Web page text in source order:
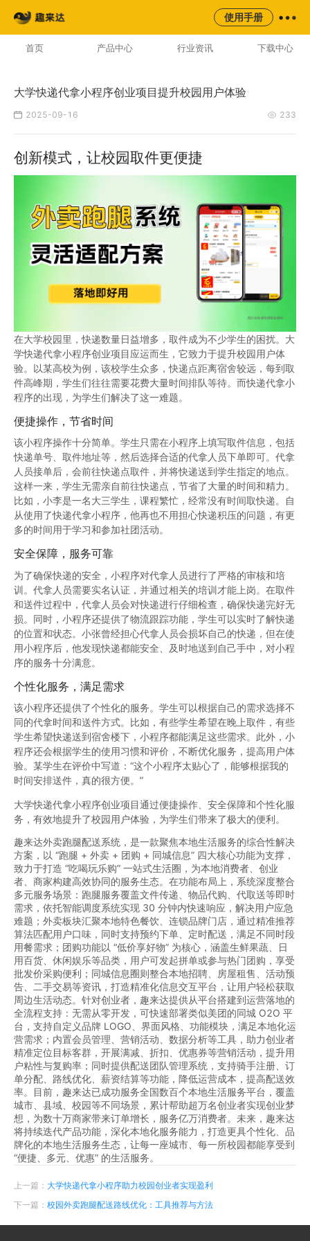
使用手册
首页 产品中心 行业资讯 下载中心
AI云配服务生态平台
大学快递代拿小程序创业项目提升校园用户体验
2025-09-16 233
创新模式，让校园取件更便捷
在大学校园里，快递数量日益增多，取件成为不少学生的困扰。大
学快递代拿小程序创业项目应运而生，它致力于提升校园用户体
验。以某高校为例，该校学生众多，快递点距离宿舍较远，每到取
件高峰期，学生们往往需要花费大量时间排队等待。而快递代拿小
程序的出现，为学生们解决了这一难题。
便捷操作，节省时间
该小程序操作十分简单。学生只需在小程序上填写取件信息，包括
快递单号、取件地址等，然后选择合适的代拿人员下单即可。代拿
人员接单后，会前往快递点取件，并将快递送到学生指定的地点。
这样一来，学生无需亲自前往快递点，节省了大量的时间和精力。
比如，小李是一名大三学生，课程繁忙，经常没有时间取快递。自
从使用了快递代拿小程序，他再也不用担心快递积压的问题，有更
多的时间用于学习和参加社团活动。
安全保障，服务可靠
为了确保快递的安全，小程序对代拿人员进行了严格的审核和培
训。代拿人员需要实名认证，并通过相关的培训才能上岗。在取件
和送件过程中，代拿人员会对快递进行仔细检查，确保快递完好无
损。同时，小程序还提供了物流跟踪功能，学生可以实时了解快递
的位置和状态。小张曾经担心代拿人员会损坏自己的快递，但在使
用小程序后，他发现快递都能安全、及时地送到自己手中，对小程
序的服务十分满意。
个性化服务，满足需求
该小程序还提供了个性化的服务。学生可以根据自己的需求选择不
同的代拿时间和送件方式。比如，有些学生希望在晚上取件，有些
学生希望快递送到宿舍楼下，小程序都能满足这些需求。此外，小
程序还会根据学生的使用习惯和评价，不断优化服务，提高用户体
验。某学生在评价中写道：“这个小程序太贴心了，能够根据我的
时间安排送件，真的很方便。”
大学快递代拿小程序创业项目通过便捷操作、安全保障和个性化服
务，有效地提升了校园用户体验，为学生们带来了极大的便利。
趣来达外卖跑腿配送系统，是一款聚焦本地生活服务的综合性解决
方案，以 “跑腿 + 外卖 + 团购 + 同城信息” 四大核心功能为支撑，
致力于打造 “吃喝玩乐购” 一站式生活圈，为本地消费者、创业
者、商家构建高效协同的服务生态。在功能布局上，系统深度整合
多元服务场景：跑腿服务覆盖文件传递、物品代购、代取送等即时
需求，依托智能调度系统实现 30 分钟内快速响应，解决用户应急
难题；外卖板块汇聚本地特色餐饮、连锁品牌门店，通过精准推荐
算法匹配用户口味，同时支持预约下单、定时配送，满足不同时段
用餐需求；团购功能以 “低价享好物” 为核心，涵盖生鲜果蔬、日
用百货、休闲娱乐等品类，用户可发起拼单或参与热门团购，享受
批发价采购便利；同城信息圈则整合本地招聘、房屋租售、活动预
告、二手交易等资讯，打造精准化信息交互平台，让用户轻松获取
周边生活动态。针对创业者，趣来达提供从平台搭建到运营落地的
全流程支持：无需从零开发，可快速部署类似美团的同城 O2O 平
台，支持自定义品牌 LOGO、界面风格、功能模块，满足本地化运
营需求；内置会员管理、营销活动、数据分析等工具，助力创业者
精准定位目标客群，开展满减、折扣、优惠券等营销活动，提升用
户粘性与复购率；同时提供配送团队管理系统，支持骑手注册、订
单分配、路线优化、薪资结算等功能，降低运营成本，提高配送效
率。目前，趣来达已成功服务全国数百个本地生活服务平台，覆盖
城市、县域、校园等不同场景，累计帮助超万名创业者实现创业梦
想，为数十万商家带来订单增长，服务亿万消费者。未来，趣来达
将持续迭代产品功能，深化本地化服务能力，打造更具个性化、品
牌化的本地生活服务生态，让每一座城市、每一所校园都能享受到
“便捷、多元、优惠” 的生活服务。
上一篇： 大学快递代拿小程序助力校园创业者实现盈利
下一篇： 校园外卖跑腿配送路线优化：工具推荐与方法